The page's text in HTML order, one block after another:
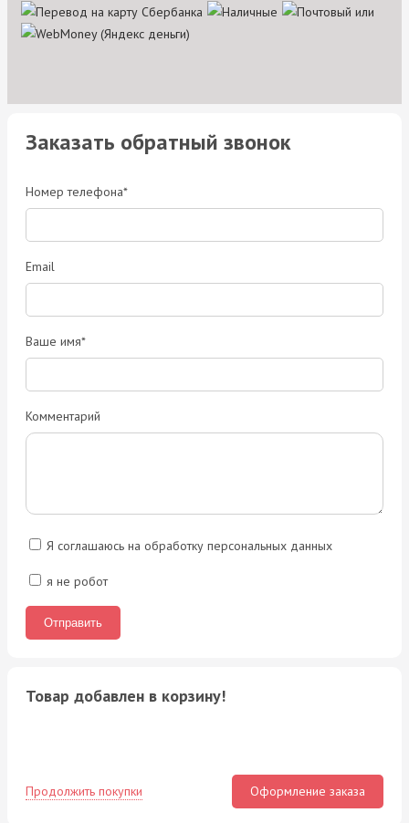
Заказать обратный звонок
Номер телефона*
Email
Ваше имя*
Комментарий
Я соглашаюсь на обработку персональных данных
я не робот
Товар добавлен в корзину!
Продолжить покупки Оформление заказа